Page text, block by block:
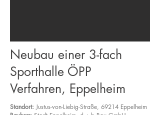
Neubau einer 3-fach
Sporthalle ÖPP
Verfahren, Eppelheim
Standort: Justus-von-Liebig-Straße, 69214 Eppelheim